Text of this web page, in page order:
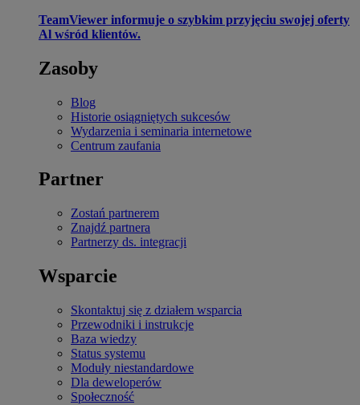
TeamViewer informuje o szybkim przyjęciu swojej oferty
Al wśród klientów.
Zasoby
Blog
Historie osiągniętych sukcesów
Wydarzenia i seminaria internetowe
Centrum zaufania
Partner
Zostań partnerem
Znajdź partnera
Partnerzy ds. integracji
Wsparcie
Skontaktuj się z działem wsparcia
Przewodniki i instrukcje
Baza wiedzy
Status systemu
Moduły niestandardowe
Dla deweloperów
Społeczność